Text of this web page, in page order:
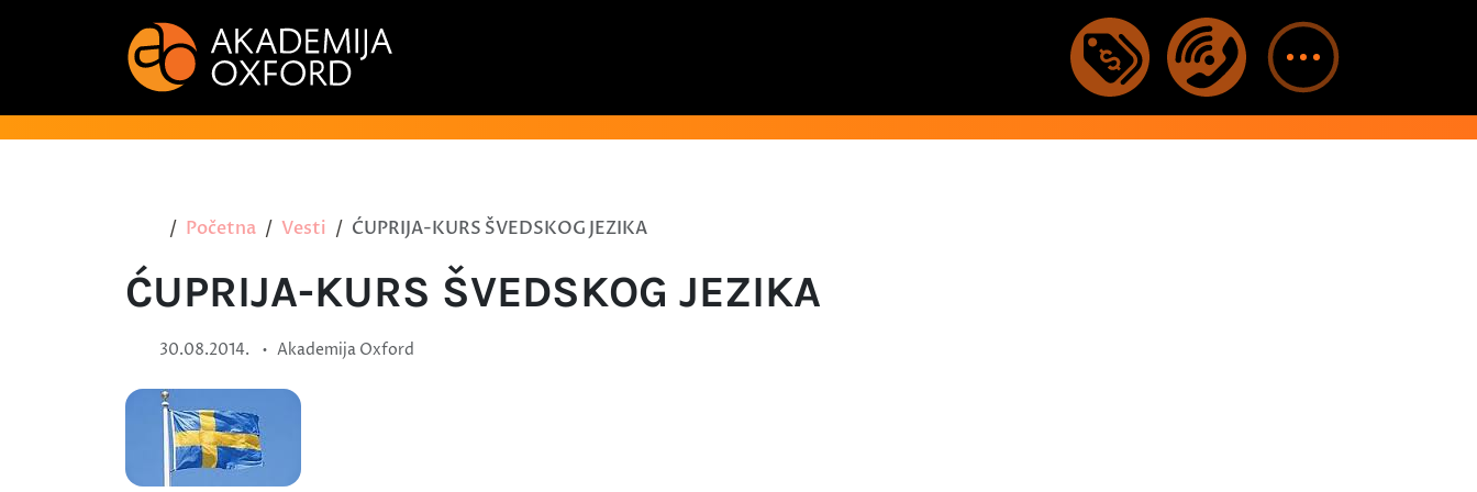
Početna Vesti ĆUPRIJA-KURS ŠVEDSKOG JEZIKA
ĆUPRIJA-KURS ŠVEDSKOG JEZIKA
30.08.2014. • Akademija Oxford